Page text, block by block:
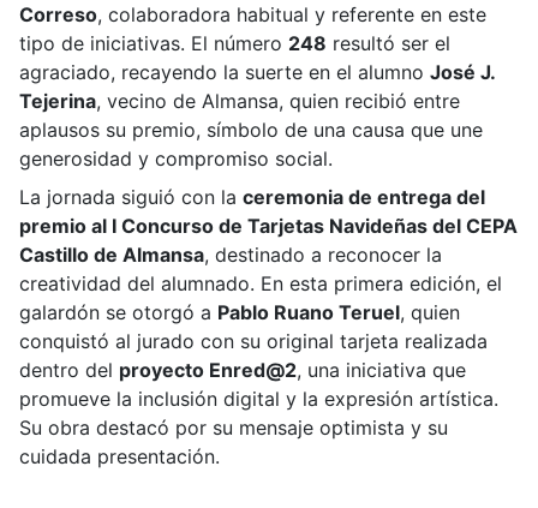
Correso, colaboradora habitual y referente en este
tipo de iniciativas. El número 248 resultó ser el
agraciado, recayendo la suerte en el alumno José J.
Tejerina, vecino de Almansa, quien recibió entre
aplausos su premio, símbolo de una causa que une
generosidad y compromiso social.
La jornada siguió con la ceremonia de entrega del
premio al I Concurso de Tarjetas Navideñas del CEPA
Castillo de Almansa, destinado a reconocer la
creatividad del alumnado. En esta primera edición, el
galardón se otorgó a Pablo Ruano Teruel, quien
conquistó al jurado con su original tarjeta realizada
dentro del proyecto Enred@2, una iniciativa que
promueve la inclusión digital y la expresión artística.
Su obra destacó por su mensaje optimista y su
cuidada presentación.